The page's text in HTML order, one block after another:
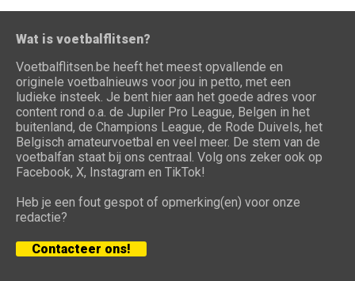
Wat is voetbalflitsen?
Voetbalflitsen.be heeft het meest opvallende en
originele voetbalnieuws voor jou in petto, met een
ludieke insteek. Je bent hier aan het goede adres voor
content rond o.a. de Jupiler Pro League, Belgen in het
buitenland, de Champions League, de Rode Duivels, het
Belgisch amateurvoetbal en veel meer. De stem van de
voetbalfan staat bij ons centraal. Volg ons zeker ook op
Facebook, X, Instagram en TikTok!
Heb je een fout gespot of opmerking(en) voor onze
redactie?
Contacteer ons!